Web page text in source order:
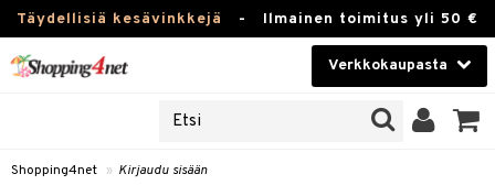
Täydellisiä kesävinkkejä - Ilmainen toimitus yli 50 €
Verkkokaupasta
Piilolinssit
Shopping4net » Kirjaudu sisään
sisään